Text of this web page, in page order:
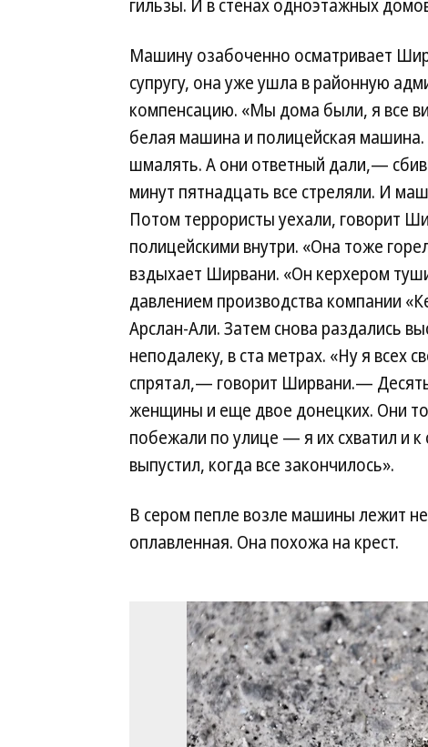
гильзы. И в стенах одноэтажных
Машину озабоченно осматривает
супругу, она уже ушла в районную
компенсацию. «Мы дома были, я все
белая машина и полицейская машина.
шмалять. А они ответный дали,—
минут пятнадцать все стреляли. И
Потом террористы уехали, говорит
полицейскими внутри. «Она тоже
вздыхает Ширвани. «Он керхером
давлением производства компании
Арслан-Али. Затем снова раздались
неподалеку, в ста метрах. «Ну я всех
спрятал,— говорит Ширвани.—
женщины и еще двое донецких. Они
побежали по улице — я их схватил и
выпустил, когда все закончилось».
В сером пепле возле машины лежит
оплавленная. Она похожа на крест.